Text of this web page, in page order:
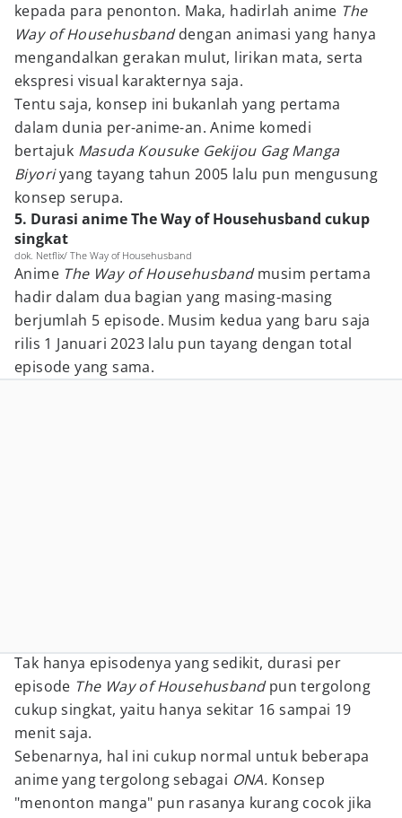
kepada para penonton. Maka, hadirlah anime The
Way of Househusbanddengan animasi yang hanya
mengandalkan gerakan mulut, lirikan mata, serta
ekspresi visual karakternya saja.
Tentu saja, konsep ini bukanlah yang pertama
dalam dunia per-anime-an. Anime komedi
bertajuk Masuda Kousuke Gekijou Gag Manga
Biyoriyang tayang tahun 2005 lalu pun mengusung
konsep serupa.
5. Durasi anime The Way of Househusband cukup
singkat
dok. Netflix/ The Way of Househusband
Anime The Way of Househusbandmusim pertama
hadir dalam dua bagian yang masing-masing
berjumlah 5 episode. Musim kedua yang baru saja
rilis 1 Januari 2023 lalu pun tayang dengan total
episode yang sama.
Tak hanya episodenya yang sedikit, durasi per
episode The Way of Househusbandpun tergolong
cukup singkat, yaitu hanya sekitar 16 sampai 19
menit saja.
Sebenarnya, hal ini cukup normal untuk beberapa
anime yang tergolong sebagai ONA. Konsep
"menonton manga" pun rasanya kurang cocok jika